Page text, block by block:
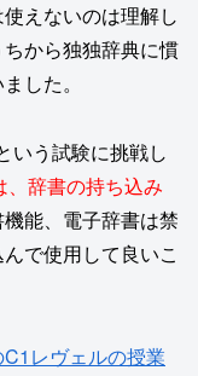
えないのは理解し
から独独辞典に慣
した。
いう試験に挑戦し
、辞書の持ち込み
能、電子辞書は禁
で使用して良いこ
レヴェルの授業